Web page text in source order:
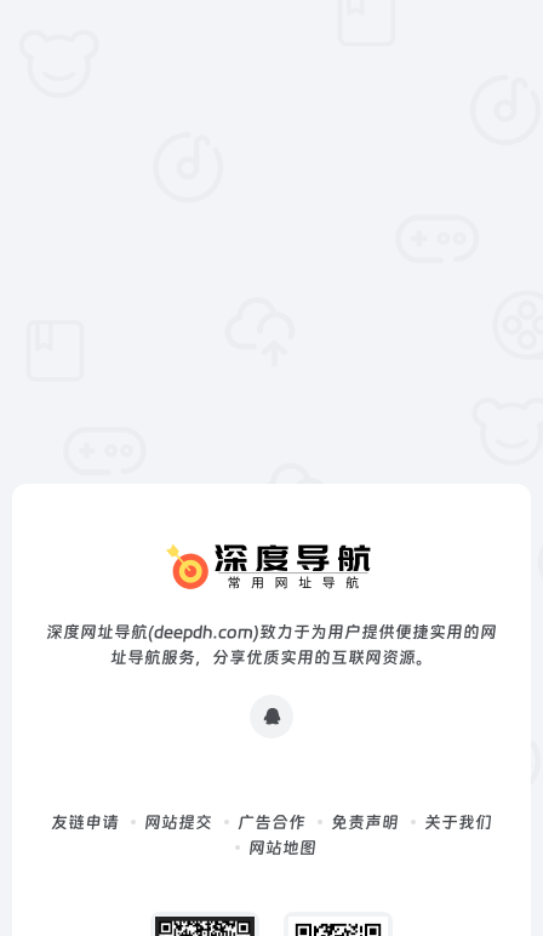
深度网址导航(deepdh.com)致力于为用户提供便捷实用的网
址导航服务，分享优质实用的互联网资源。
友链申请 网站提交 广告合作 免责声明
关于我们
网站地图